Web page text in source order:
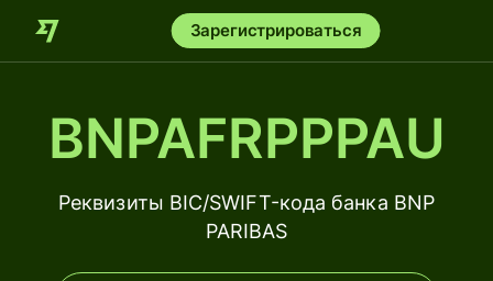
Зарегистрироваться
BNPAFRPPPAU
Реквизиты BIC/SWIFT-кода банка BNP
PARIBAS